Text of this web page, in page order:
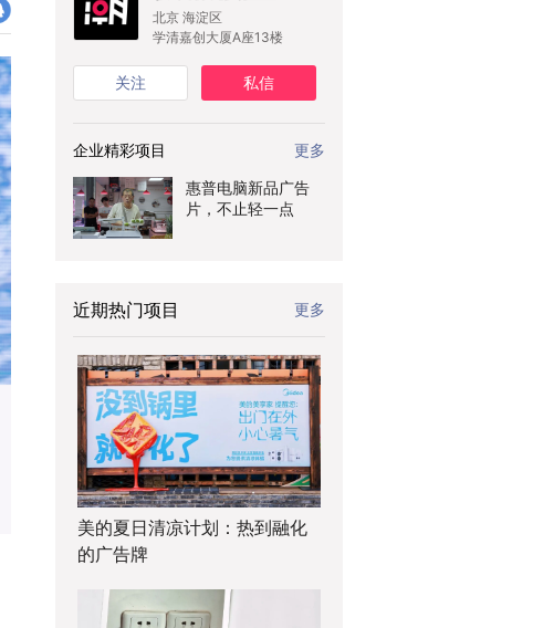
北京 海淀区
学清嘉创大厦A座13楼
关注 私信
企业精彩项目 更多
惠普电脑新品广告
片，不止轻一点
近期热门项目 更多
美的夏日清凉计划：热到融化
的广告牌